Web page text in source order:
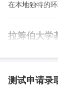
在本地独特的
拉筹伯大学
中文名：拉筹
立校性质：公立
测试申请录